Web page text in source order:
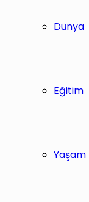
Dünya
Eğitim
Yaşam